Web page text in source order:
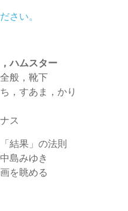
さい。
ハムスター
般，靴下
，すあま，かり
ス
結果」の法則
島みゆき
眺める